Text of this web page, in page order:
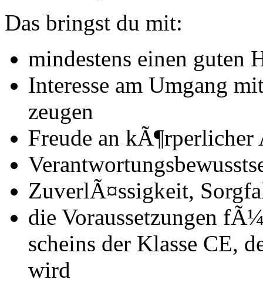
Das bringst du mit:
mindestens einen guten
Interesse am Umgang
zeugen
Freude an
ZuverlÃ¤ssigkeit,
die Voraussetzungen
scheins der Klasse CE,
wird